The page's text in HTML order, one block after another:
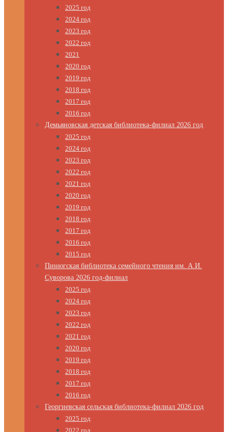
2025 год
2024 год
2023 год
2022 год
2021
2020 год
2019 год
2018 год
2017 год
2016 год
Демьяновская детская библиотека-филиал 2026 год
2025 год
2024 год
2023 год
2022 год
2021 год
2020 год
2019 год
2018 год
2017 год
2016 год
2015 год
Пинюгская библиотека семейного чтения им. А.И.
Суворова 2026 год-филиал
2025 год
2024 год
2023 год
2022 год
2021 год
2020 год
2019 год
2018 год
2017 год
2016 год
Георгиевская сельская библиотека-филиал 2026 год
2025 год
2022 год